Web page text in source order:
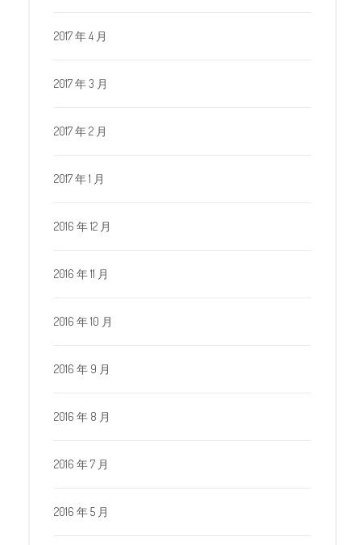
2017 年 4 月
2017 年 3 月
2017 年 2 月
2017 年 1 月
2016 年 12 月
2016 年 11 月
2016 年 10 月
2016 年 9 月
2016 年 8 月
2016 年 7 月
2016 年 5 月